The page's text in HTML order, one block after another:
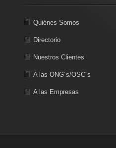
Quiénes Somos
Directorio
Nuestros Clientes
A las ONG´s/OSC´s
A las Empresas